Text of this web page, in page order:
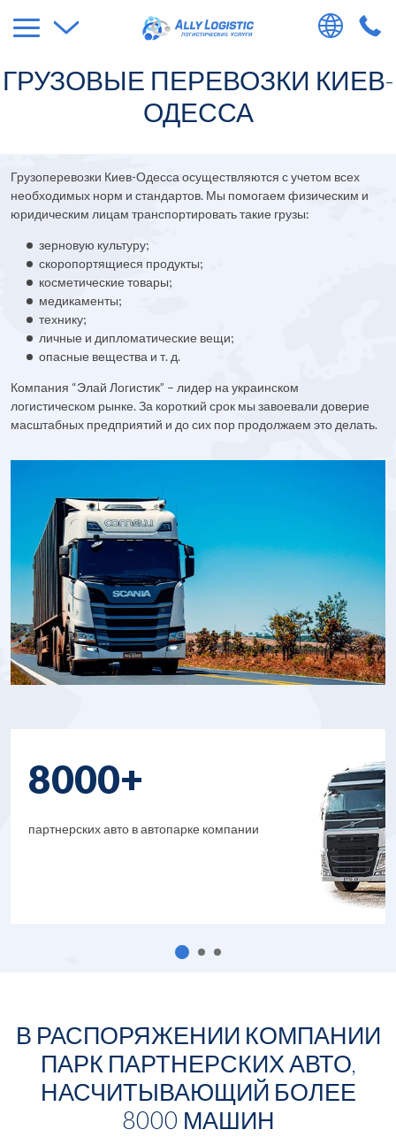
ГРУЗОВЫЕ ПЕРЕВОЗКИ КИЕВ-
ОДЕССА
Грузоперевозки Киев-Одесса осуществляются с учетом всех
необходимых норм и стандартов. Мы помогаем физическим и
юридическим лицам транспортировать такие грузы:
зерновую культуру;
скоропортящиеся продукты;
косметические товары;
медикаменты;
технику;
личные и дипломатические вещи;
опасные вещества и т. д.
Компания “Элай Логистик” – лидер на украинском
логистическом рынке. За короткий срок мы завоевали доверие
масштабных предприятий и до сих пор продолжаем это делать.
8000+
партнерских авто в автопарке компании
В РАСПОРЯЖЕНИИ КОМПАНИИ
ПАРК ПАРТНЕРСКИХ АВТО,
НАСЧИТЫВАЮЩИЙ БОЛЕЕ
8000 МАШИН